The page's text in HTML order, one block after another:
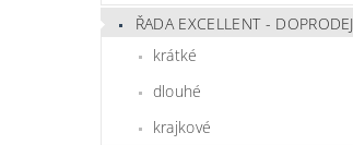
ŘADA EXCELLENT - DOPRODEJ
krátké
dlouhé
krajkové